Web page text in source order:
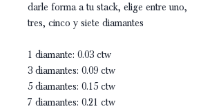
darle forma a tu stack, elige entre uno,
tres, cinco y siete diamantes
1 diamante: 0.03 ctw
3 diamantes: 0.09 ctw
5 diamantes: 0.15 ctw
7 diamantes: 0.21 ctw